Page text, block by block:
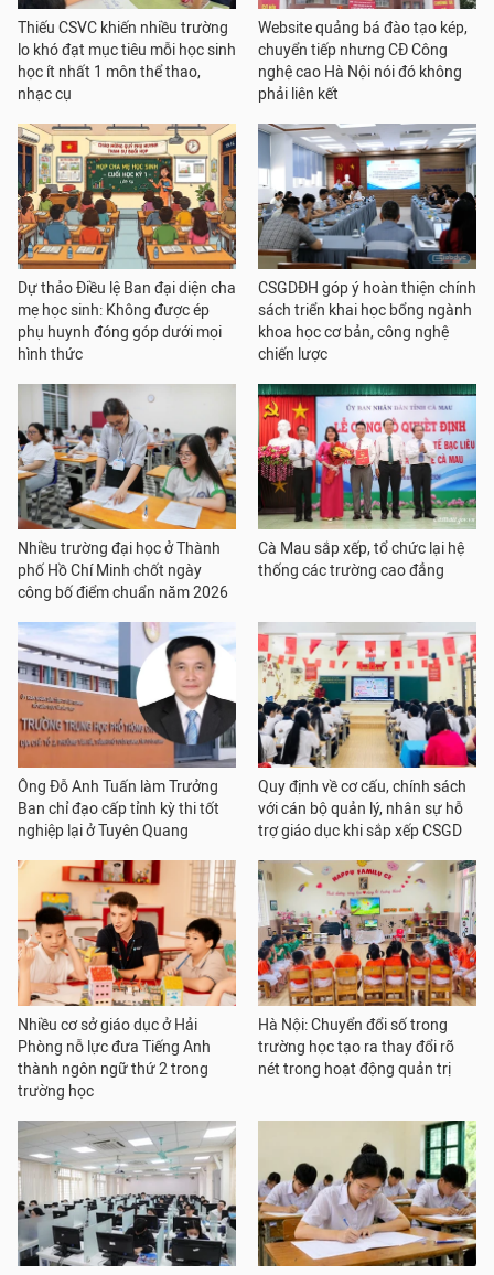
Thiếu CSVC khiến nhiều trường
lo khó đạt mục tiêu mỗi học sinh
học ít nhất 1 môn thể thao,
nhạc cụ
Website quảng bá đào tạo kép,
chuyển tiếp nhưng CĐ Công
nghệ cao Hà Nội nói đó không
phải liên kết
Dự thảo Điều lệ Ban đại diện cha
mẹ học sinh: Không được ép
phụ huynh đóng góp dưới mọi
hình thức
CSGDĐH góp ý hoàn thiện chính
sách triển khai học bổng ngành
khoa học cơ bản, công nghệ
chiến lược
Nhiều trường đại học ở Thành
phố Hồ Chí Minh chốt ngày
công bố điểm chuẩn năm 2026
Cà Mau sắp xếp, tổ chức lại hệ
thống các trường cao đẳng
Ông Đỗ Anh Tuấn làm Trưởng
Ban chỉ đạo cấp tỉnh kỳ thi tốt
nghiệp lại ở Tuyên Quang
Quy định về cơ cấu, chính sách
với cán bộ quản lý, nhân sự hỗ
trợ giáo dục khi sắp xếp CSGD
Nhiều cơ sở giáo dục ở Hải
Phòng nỗ lực đưa Tiếng Anh
thành ngôn ngữ thứ 2 trong
trường học
Hà Nội: Chuyển đổi số trong
trường học tạo ra thay đổi rõ
nét trong hoạt động quản trị